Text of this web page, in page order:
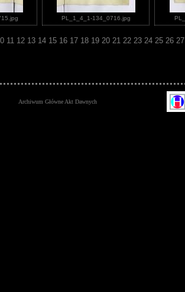
PL_1_4_1-134_0716.jpg
11 12 13 14 15 16 17 18 19 20 21 22 23 24 25 26
Archiwum Główne Akt Dawnych